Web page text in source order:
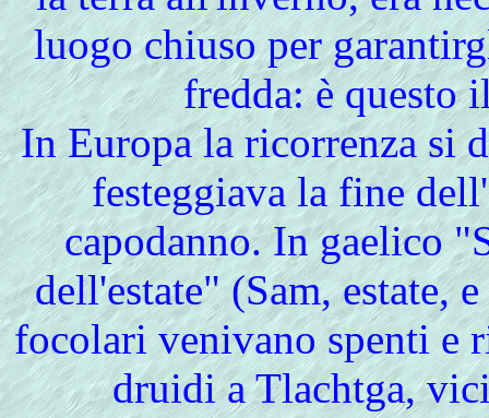
luogo chiuso per
fredda: è questo
In Europa la ricorrenza si
festeggiava la fine
capodanno. In gaelico
dell'estate" (Sam, estate,
focolari venivano spenti e
druidi a Tlachtga,